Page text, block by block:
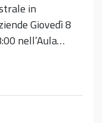
in
Giovedì 8
nell’Aula…